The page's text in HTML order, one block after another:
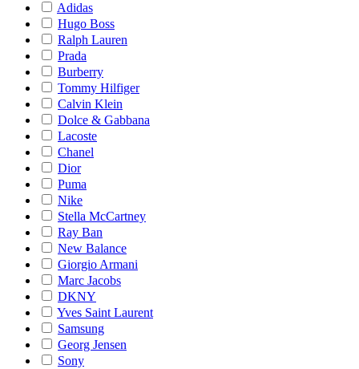
Adidas
Hugo Boss
Ralph Lauren
Prada
Burberry
Tommy Hilfiger
Calvin Klein
Dolce & Gabbana
Lacoste
Chanel
Dior
Puma
Nike
Stella McCartney
Ray Ban
New Balance
Giorgio Armani
Marc Jacobs
DKNY
Yves Saint Laurent
Samsung
Georg Jensen
Sony